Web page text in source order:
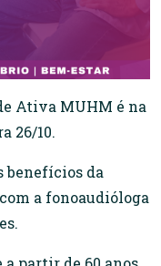
Ativa MUHM é na
26/10.
benefícios da
a fonoaudióloga